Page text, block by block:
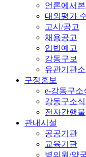
언론에서
대외평가
고시/공고
채용공고
입법예고
강동구보
유관기관
구정홍보
e-강동구소
강동구소식
전자간행물
관내시설
공공기관
교육기관
병의원/약